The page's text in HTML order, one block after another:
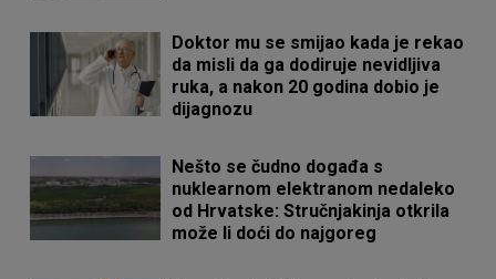
Doktor mu se smijao kada je rekao
da misli da ga dodiruje nevidljiva
ruka, a nakon 20 godina dobio je
dijagnozu
Nešto se čudno događa s
nuklearnom elektranom nedaleko
od Hrvatske: Stručnjakinja otkrila
može li doći do najgoreg